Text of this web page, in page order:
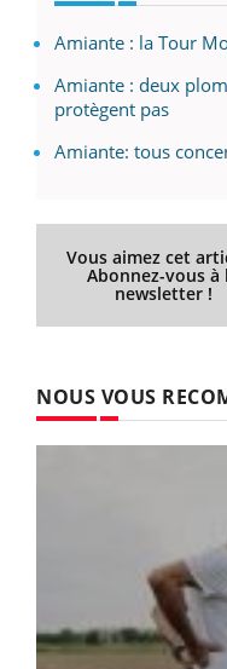
Amiante : la Tour
Amiante : deux
protègent pas
Amiante: tous
Vous aimez cet
Abonnez-vous à
newsletter !
NOUS VOUS